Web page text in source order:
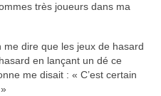
très joueurs dans ma
me dire que les jeux de hasard
en lançant un dé ce
me disait : « C’est certain